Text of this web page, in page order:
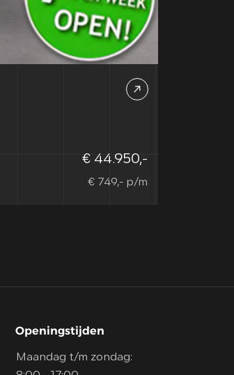
€ 44.950,-
€ 749,- p/m
Openingstijden
Maandag t/m zondag: